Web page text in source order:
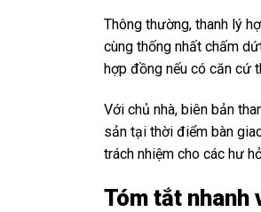
Thông thường, thanh lý
cùng thống nhất chấm
hợp đồng nếu có căn cứ
Với chủ nhà, biên bản
sản tại thời điểm bàn
trách nhiệm cho các hư
Tóm tắt nhanh